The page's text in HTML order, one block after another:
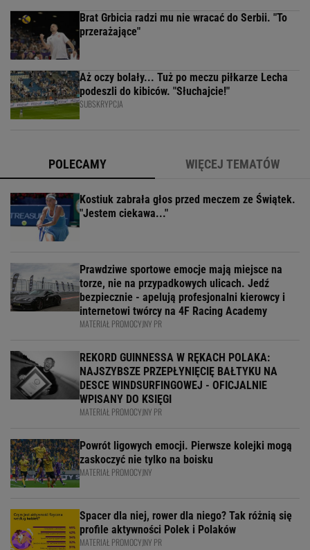
Brat Grbicia radzi mu nie wracać do Serbii. "To
przerażające"
Aż oczy bolały... Tuż po meczu piłkarze Lecha
podeszli do kibiców. "Słuchajcie!"
SUBSKRYPCJA
POLECAMY WIĘCEJ TEMATÓW
Kostiuk zabrała głos przed meczem ze Świątek.
"Jestem ciekawa..."
Prawdziwe sportowe emocje mają miejsce na
torze, nie na przypadkowych ulicach. Jedź
bezpiecznie - apelują profesjonalni kierowcy i
internetowi twórcy na 4F Racing Academy
MATERIAŁ PROMOCYJNY PR
REKORD GUINNESSA W RĘKACH POLAKA:
NAJSZYBSZE PRZEPŁYNIĘCIĘ BAŁTYKU NA
DESCE WINDSURFINGOWEJ - OFICJALNIE
WPISANY DO KSIĘGI
MATERIAŁ PROMOCYJNY PR
Powrót ligowych emocji. Pierwsze kolejki mogą
zaskoczyć nie tylko na boisku
MATERIAŁ PROMOCYJNY
Spacer dla niej, rower dla niego? Tak różnią się
profile aktywności Polek i Polaków
MATERIAŁ PROMOCYJNY PR